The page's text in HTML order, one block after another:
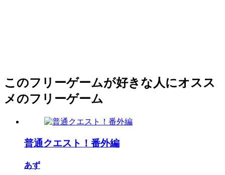
このフリーゲームが好きな人にオスス
メのフリーゲーム
普通クエスト！番外編
あず